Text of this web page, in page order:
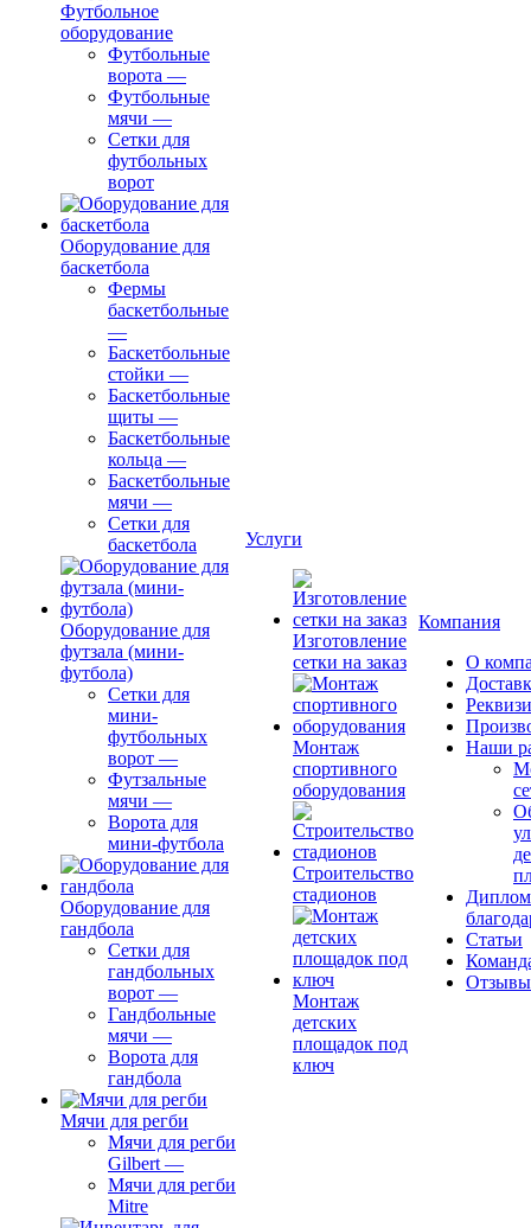
Футбольное
оборудование
Футбольные
ворота —
Футбольные
мячи —
Сетки для
футбольных
ворот
Оборудование для
баскетбола
Фермы
баскетбольные
—
Баскетбольные
стойки —
Баскетбольные
щиты —
Баскетбольные
кольца —
Баскетбольные
мячи —
Сетки для
баскетбола
Оборудование для
футзала (мини-
футбола)
Сетки для
мини-
футбольных
ворот —
Футзальные
мячи —
Ворота для
мини-футбола
Оборудование для
гандбола
Сетки для
гандбольных
ворот —
Гандбольные
мячи —
Ворота для
гандбола
Мячи для регби
Мячи для регби
Gilbert —
Мячи для регби
Mitre
Услуги
Изготовление
сетки на заказ
Монтаж
спортивного
оборудования
Строительство
стадионов
Монтаж
детских
площадок под
ключ
Компания
О
Наши
Статьи
Отзывы